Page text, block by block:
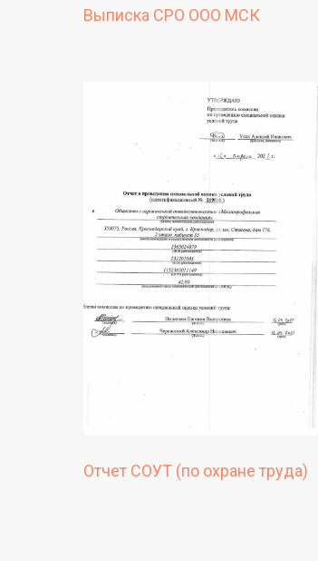
Выписка СРО ООО МСК
Отчет СОУТ (по охране труда)